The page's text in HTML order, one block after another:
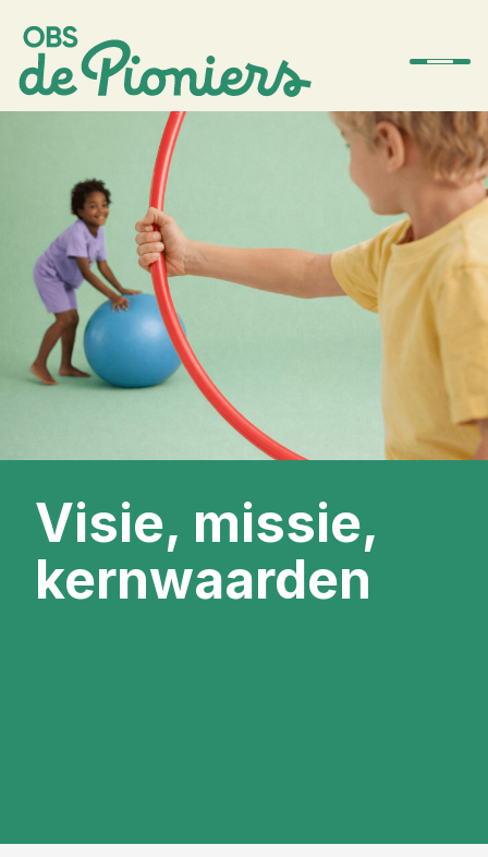
Team
Ouders
Amstelwijs
Contact
Visie, missie,
kernwaarden